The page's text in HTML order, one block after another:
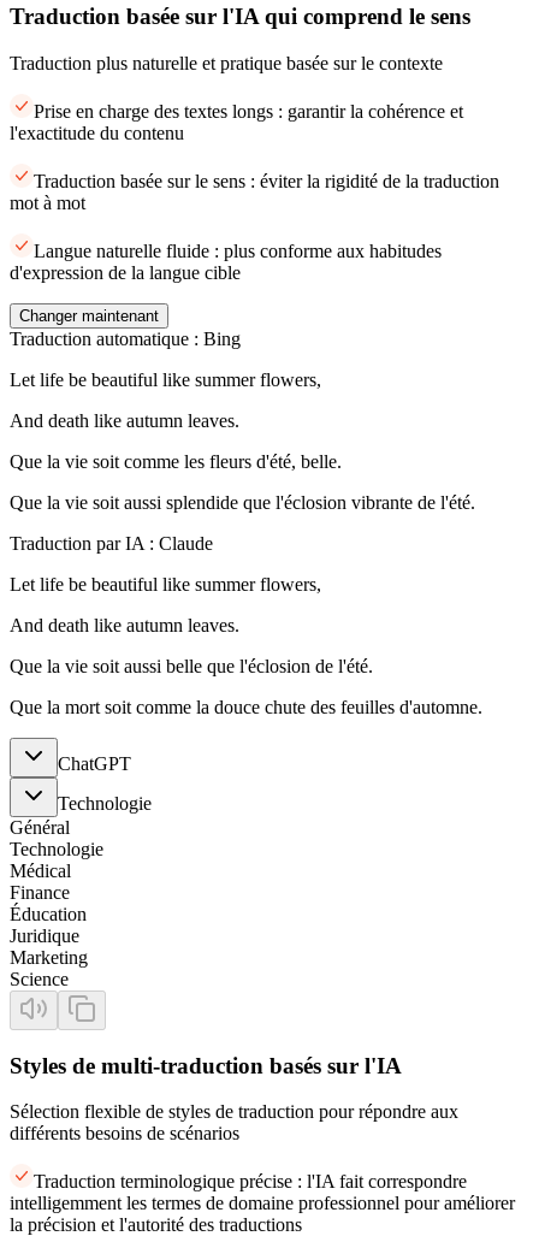
Traduction basée sur l'IA qui comprend le sens
Traduction plus naturelle et pratique basée sur le contexte
Prise en charge des textes longs : garantir la cohérence et
l'exactitude du contenu
Traduction basée sur le sens : éviter la rigidité de la traduction
mot à mot
Langue naturelle fluide : plus conforme aux habitudes
d'expression de la langue cible
Changer maintenant
Traduction automatique : Bing
Let life be beautiful like summer flowers,
And death like autumn leaves.
Que la vie soit comme les fleurs d'été, belle.
Que la vie soit aussi splendide que l'éclosion vibrante de l'été.
Traduction par IA : Claude
Let life be beautiful like summer flowers,
And death like autumn leaves.
Que la vie soit aussi belle que l'éclosion de l'été.
Que la mort soit comme la douce chute des feuilles d'automne.
ChatGPT
Technologie
Général
Technologie
Médical
Finance
Éducation
Juridique
Marketing
Science
Styles de multi-traduction basés sur l'IA
Sélection flexible de styles de traduction pour répondre aux
différents besoins de scénarios
Traduction terminologique précise : l'IA fait correspondre
intelligemment les termes de domaine professionnel pour améliorer
la précision et l'autorité des traductions